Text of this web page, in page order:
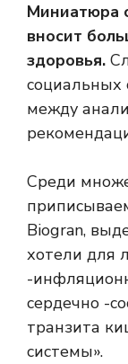
Миниатюра
вносит
здоровья.
социальных
между
Среди
Biogran,
хотели для
-
сердечно -
транзита
системы».